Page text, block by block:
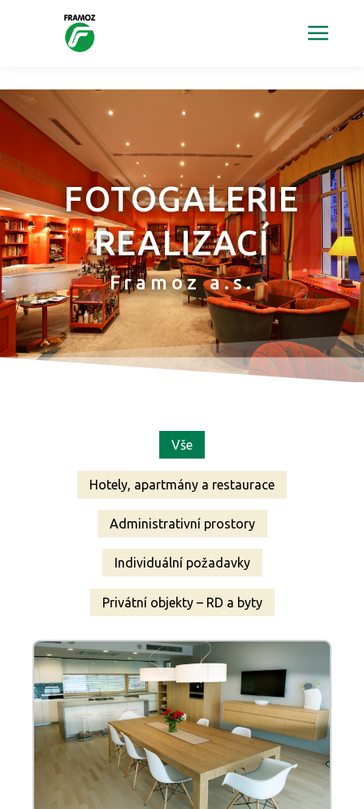
FOTOGALERIE
REALIZACÍ
Framoz a.s.
Vše
Hotely, apartmány a restaurace
Administrativní prostory
Individuální požadavky
Privátní objekty – RD a byty